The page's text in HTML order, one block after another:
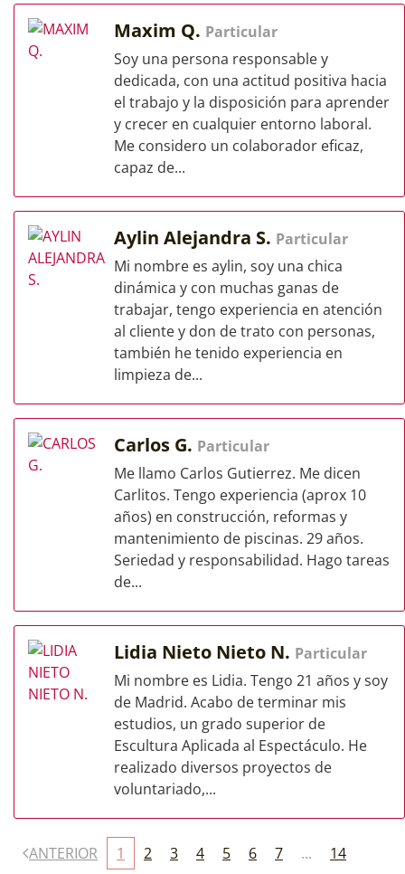
Maxim Q. Particular
Soy una persona responsable y
dedicada, con una actitud positiva hacia
el trabajo y la disposición para aprender
y crecer en cualquier entorno laboral.
Me considero un colaborador eficaz,
capaz de...
Aylin Alejandra S. Particular
Mi nombre es aylin, soy una chica
dinámica y con muchas ganas de
trabajar, tengo experiencia en atención
al cliente y don de trato con personas,
también he tenido experiencia en
limpieza de...
Carlos G. Particular
Me llamo Carlos Gutierrez. Me dicen
Carlitos. Tengo experiencia (aprox 10
años) en construcción, reformas y
mantenimiento de piscinas. 29 años.
Seriedad y responsabilidad. Hago tareas
de...
Lidia Nieto Nieto N. Particular
Mi nombre es Lidia. Tengo 21 años y soy
de Madrid. Acabo de terminar mis
estudios, un grado superior de
Escultura Aplicada al Espectáculo. He
realizado diversos proyectos de
voluntariado,...
ANTERIOR 1 2 3 4 5 6 7 ...
14